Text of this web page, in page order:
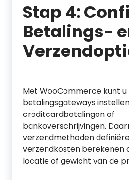
Stap 4:
Betalings-
Met WooCommerce kunt
betalingsgateways
creditcardbetalingen of
bankoverschrijvingen.
verzendmethoden
verzendkosten berekenen
locatie of gewicht van de